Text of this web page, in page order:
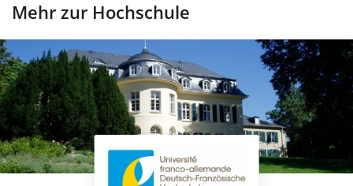
Mehr zur Hochschule